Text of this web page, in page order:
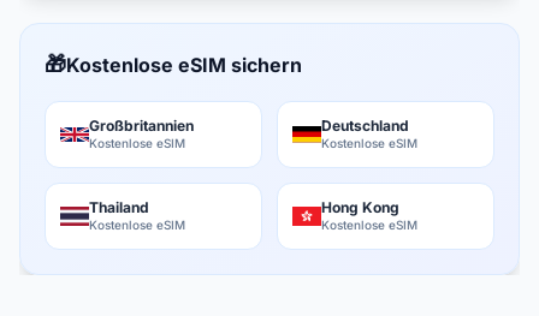
🎁Kostenlose eSIM sichern
Großbritannien
Kostenlose eSIM
Deutschland
Kostenlose eSIM
Thailand
Kostenlose eSIM
Hong Kong
Kostenlose eSIM